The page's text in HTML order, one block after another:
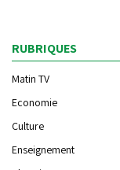
RUBRIQUES
Matin TV
Economie
Culture
Enseignement